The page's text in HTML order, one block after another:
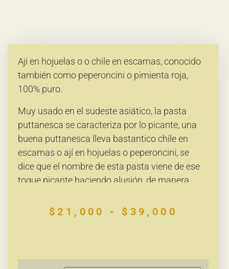
Ají en hojuelas o o chile en escamas, conocido
también como peperoncini o pimienta roja,
100% puro.
Muy usado en el sudeste asiático, la pasta
puttanesca se caracteriza por lo picante, una
buena puttanesca lleva bastantico chile en
escamas o ají en hojuelas o peperoncini, se
dice que el nombre de esta pasta viene de ese
toque picante haciendo alusión, de manera
prostitución.
$21,000 - $ 39,000